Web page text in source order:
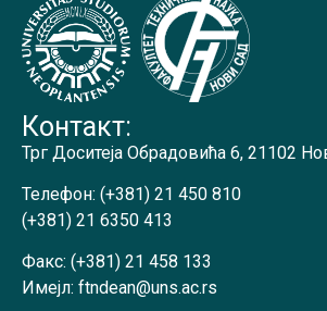
Контакт:
Трг Доситеја Обрадовића 6, 21102
Телефон: (+381) 21 450 810
(+381) 21 6350 413
Факс: (+381) 21 458 133
Имејл: ftndean@uns.ac.rs